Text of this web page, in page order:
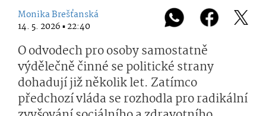
Monika Brešťanská
14. 5. 2026 ▪ 22:40
O odvodech pro osoby samostatně
výdělečně činné se politické strany
dohadují již několik let. Zatímco
předchozí vláda se rozhodla pro radikální